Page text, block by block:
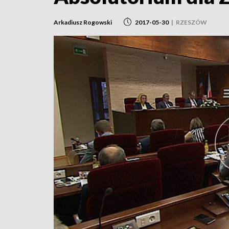
Arkadiusz Rogowski 2017-05-30 | RZESZÓW